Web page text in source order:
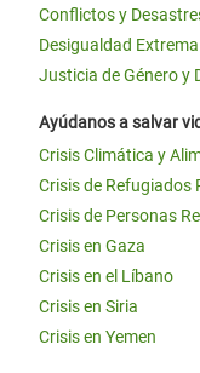
Conflictos y
Desigualdad
Justicia de Género y
Ayúdanos a salvar
Crisis Climática y
Crisis de Refugiados
Crisis de Personas
Crisis en Gaza
Crisis en el Líbano
Crisis en Siria
Crisis en Yemen